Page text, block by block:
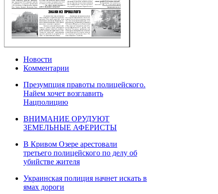
Новости
Комментарии
Презумпция правоты полицейского.
Найем хочет возглавить
Нацполицию
ВНИМАНИЕ ОРУДУЮТ
ЗЕМЕЛЬНЫЕ АФЕРИСТЫ
В Кривом Озере арестовали
третьего полицейского по делу об
убийстве жителя
Украинская полиция начнет искать в
ямах дороги